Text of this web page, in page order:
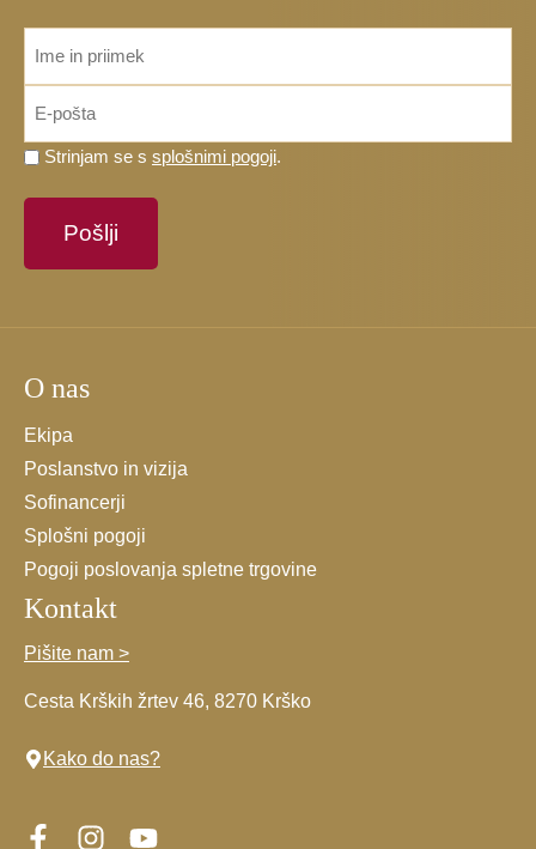
Prosimo,
strinjate
*
Strinjam se s splošnimi pogoji.
O nas
Ekipa
Poslanstvo in vizija
Sofinancerji
Splošni pogoji
Pogoji poslovanja spletne trgovine
Kontakt
Pišite nam >
Cesta Krških žrtev 46, 8270 Krško
Kako do nas?